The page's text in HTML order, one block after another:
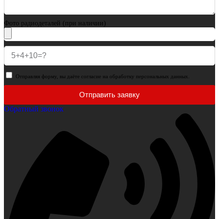
Фото радиодеталей (при наличии)
Отправляя форму, вы даёте согласие на обработку персональных данных.
Отправить заявку
Обратный звонок